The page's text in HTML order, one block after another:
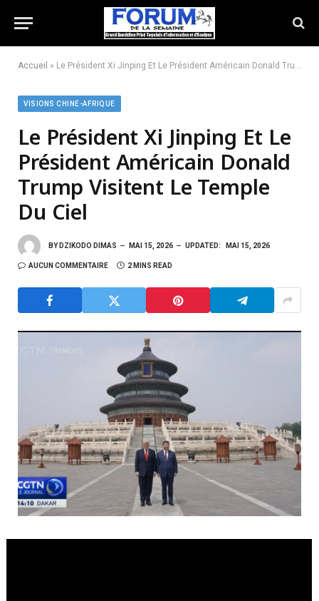
Accueil » Le Président Xi Jinping Et Le Président Américain Donald Trump Visitent Le Temple Du Ciel
VISIONS CHINE-AFRIQUE
Le Président Xi Jinping Et Le
Président Américain Donald
Trump Visitent Le Temple
Du Ciel
BY DZIKODO DIMAS MAI 15, 2026 UPDATED: MAI 15, 2026
AUCUN COMMENTAIRE 2 MINS READ